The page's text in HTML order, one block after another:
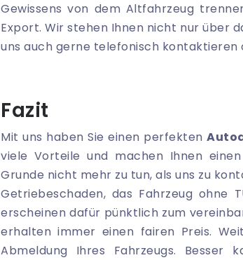
Gewissens von dem Altfahrzeug
Export. Wir stehen Ihnen nicht nur über
uns auch gerne telefonisch
Fazit
Mit uns haben Sie einen perfekten
viele Vorteile und machen Ihnen einen
Grunde nicht mehr zu tun, als uns zu
Getriebeschaden, das Fahrzeug ohne
erscheinen dafür pünktlich zum
erhalten immer einen fairen Preis.
Abmeldung Ihres Fahrzeugs.